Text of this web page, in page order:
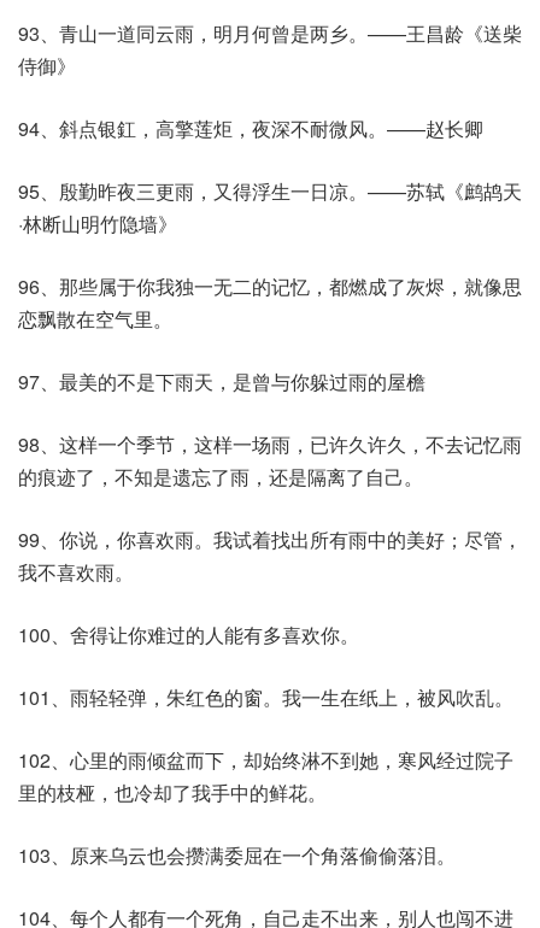
93、青山一道同云雨，明月何曾是两乡。——王昌龄《送柴
侍御》
94、斜点银釭，高擎莲炬，夜深不耐微风。——赵长卿
95、殷勤昨夜三更雨，又得浮生一日凉。——苏轼《鹧鸪天
·林断山明竹隐墙》
96、那些属于你我独一无二的记忆，都燃成了灰烬，就像思
恋飘散在空气里。
97、最美的不是下雨天，是曾与你躲过雨的屋檐
98、这样一个季节，这样一场雨，已许久许久，不去记忆雨
的痕迹了，不知是遗忘了雨，还是隔离了自己。
99、你说，你喜欢雨。我试着找出所有雨中的美好；尽管，
我不喜欢雨。
100、舍得让你难过的人能有多喜欢你。
101、雨轻轻弹，朱红色的窗。我一生在纸上，被风吹乱。
102、心里的雨倾盆而下，却始终淋不到她，寒风经过院子
里的枝桠，也冷却了我手中的鲜花。
103、原来乌云也会攒满委屈在一个角落偷偷落泪。
104、每个人都有一个死角，自己走不出来，别人也闯不进